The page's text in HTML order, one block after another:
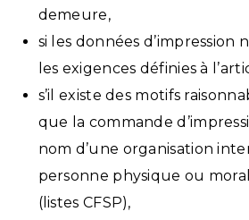
demeure,
si les données d’impression
les exigences définies à
s’il existe des motifs
que la commande
nom d’une organisation
personne physique ou
(listes CFSP),